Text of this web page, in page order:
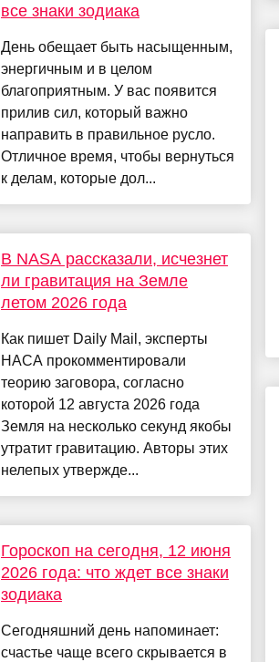
все знаки зодиака
День обещает быть насыщенным,
энергичным и в целом
благоприятным. У вас появится
прилив сил, который важно
направить в правильное русло.
Отличное время, чтобы вернуться
к делам, которые дол...
В NASA рассказали, исчезнет
ли гравитация на Земле
летом 2026 года
Как пишет Daily Mail, эксперты
НАСА прокомментировали
теорию заговора, согласно
которой 12 августа 2026 года
Земля на несколько секунд якобы
утратит гравитацию. Авторы этих
нелепых утвержде...
Гороскоп на сегодня, 12 июня
2026 года: что ждет все знаки
зодиака
Сегодняшний день напоминает:
счастье чаще всего скрывается в